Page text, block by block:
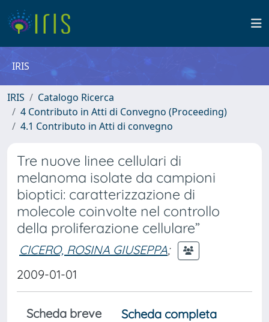
IRIS
IRIS
Catalogo Ricerca
4 Contributo in Atti di Convegno (Proceeding)
4.1 Contributo in Atti di convegno
Tre nuove linee cellulari di
melanoma isolate da campioni
bioptici: caratterizzazione di
molecole coinvolte nel controllo
della proliferazione cellulare”
CICERO, ROSINA GIUSEPPA;
2009-01-01
Scheda breve
Scheda completa